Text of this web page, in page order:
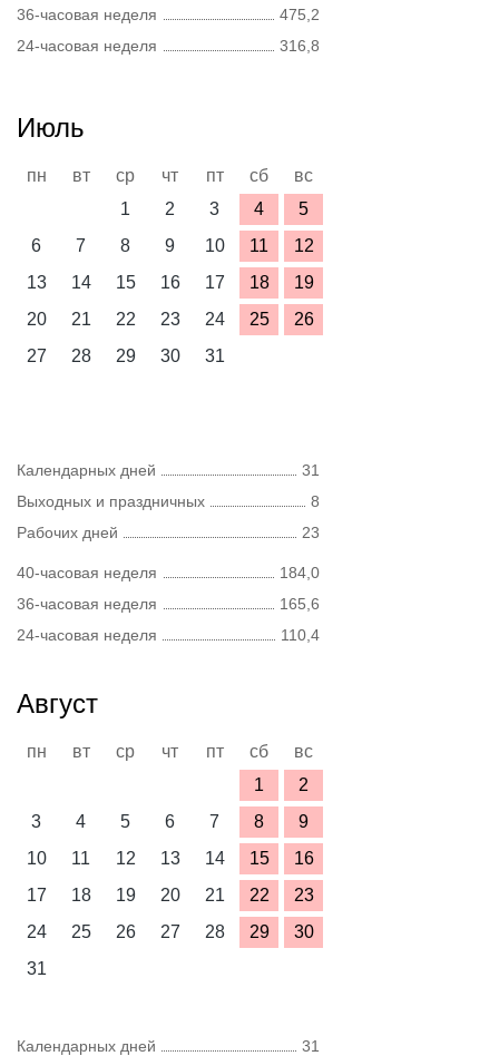
36-часовая неделя
475,2
24-часовая неделя
316,8
Июль
пн вт ср чт пт сб
вс
1
2 3 4
5
6
7 8 9 10 11
12
13
14 15 16 17 18
19
20
21 22 23 24 25
26
27
28 29 30 31
Календарных дней
31
Выходных и праздничных
8
Рабочих дней
23
40-часовая неделя
184,0
36-часовая неделя
165,6
24-часовая неделя
110,4
Август
пн вт ср чт пт сб
вс
1
2
3
4 5 6 7 8
9
10
11 12 13 14 15
16
17
18 19 20 21 22
23
24
25 26 27 28 29
30
31
Календарных дней
31